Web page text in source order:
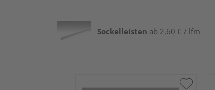
Sockelleisten ab 2,60 € / lfm